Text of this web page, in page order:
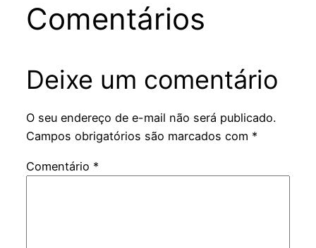
Comentários
Deixe um comentário
O seu endereço de e-mail não será publicado.
Campos obrigatórios são marcados com *
Comentário *